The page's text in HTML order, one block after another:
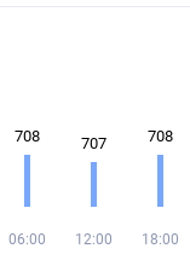
708
06:00
707
12:00
708
18:00